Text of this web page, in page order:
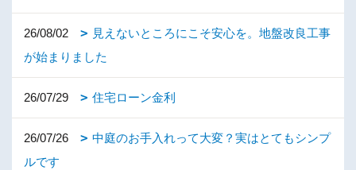
26/08/02
見えないところにこそ安心を。地盤改良工事
が始まりました
26/07/29 住宅ローン金利
26/07/26
中庭のお手入れって大変？実はとてもシンプ
ルです